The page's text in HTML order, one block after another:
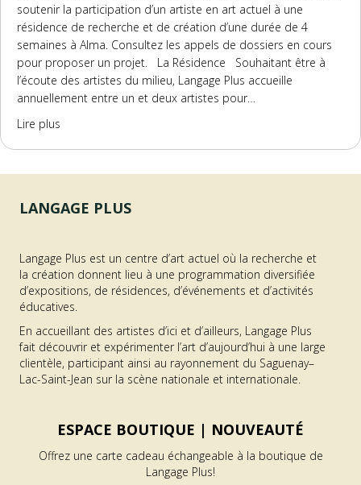
soutenir la participation d’un artiste en art actuel à une
résidence de recherche et de création d’une durée de 4
semaines à Alma. Consultez les appels de dossiers en cours
pour proposer un projet. La Résidence Souhaitant être à
l’écoute des artistes du milieu, Langage Plus accueille
annuellement entre un et deux artistes pour…
Lire plus
LANGAGE PLUS
Langage Plus est un centre d’art actuel où la recherche et
la création donnent lieu à une programmation diversifiée
d’expositions, de résidences, d’événements et d’activités
éducatives.
En accueillant des artistes d’ici et d’ailleurs, Langage Plus
fait découvrir et expérimenter l’art d’aujourd’hui à une large
clientèle, participant ainsi au rayonnement du Saguenay–
Lac-Saint-Jean sur la scène nationale et internationale.
ESPACE BOUTIQUE | NOUVEAUTÉ
Offrez une carte cadeau échangeable à la boutique de
Langage Plus!